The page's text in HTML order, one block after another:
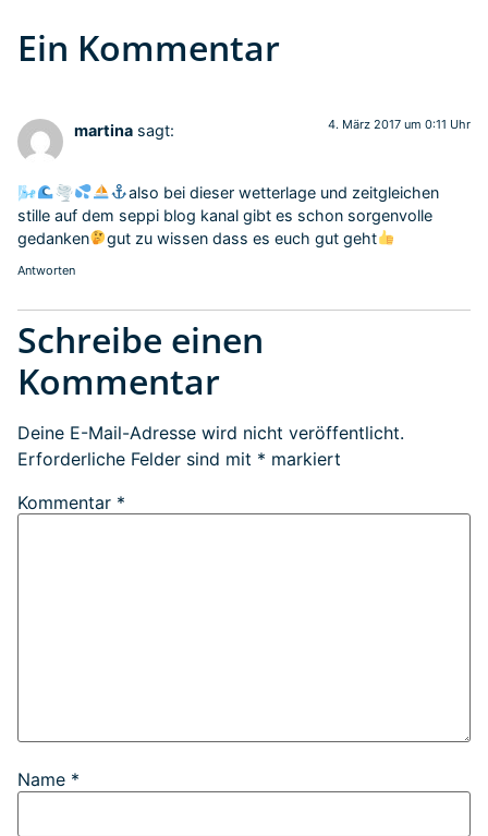
Ein Kommentar
martina sagt: 4. März 2017 um 0:11 Uhr
🌬 🌪
also bei dieser wetterlage und zeitgleichen
stille auf dem seppi blog kanal gibt es schon sorgenvolle
gedanken
gut zu wissen dass es euch gut geht
Antworten
Schreibe einen
Kommentar
Deine E-Mail-Adresse wird nicht veröffentlicht.
Erforderliche Felder sind mit * markiert
Kommentar *
Name *